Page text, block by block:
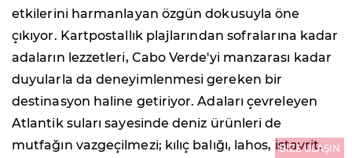
etkilerini harmanlayan özgün dokusuyla öne
çıkıyor. Kartpostallık plajlarından sofralarına kadar
adaların lezzetleri, Cabo Verde'yi manzarası kadar
duyularla da deneyimlenmesi gereken bir
destinasyon haline getiriyor. Adaları çevreleyen
Atlantik suları sayesinde deniz ürünleri de
mutfağın vazgeçilmezi; kılıç balığı, lahos, istavrit,
BİZE ULAŞIN